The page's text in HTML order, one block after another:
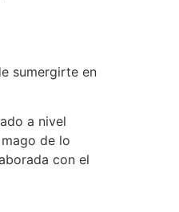
sumergirte en
a nivel
de lo
con el